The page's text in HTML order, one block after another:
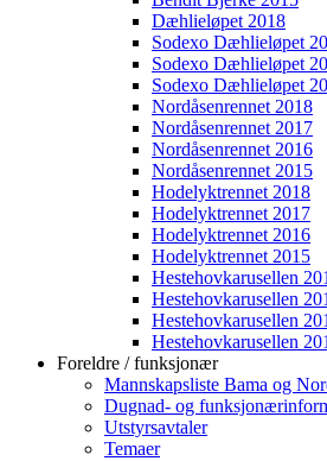
Dæhlieløpet 2018
Sodexo Dæhlieløpet
Sodexo Dæhlieløpet
Sodexo Dæhlieløpet
Nordåsenrennet 2018
Nordåsenrennet 2017
Nordåsenrennet 2016
Nordåsenrennet 2015
Hodelyktrennet 2018
Hodelyktrennet 2017
Hodelyktrennet 2016
Hodelyktrennet 2015
Hestehovkarusellen
Hestehovkarusellen
Hestehovkarusellen
Hestehovkarusellen
Foreldre / funksjonær
Mannskapsliste Bama og
Dugnad- og
Utstyrsavtaler
Temaer